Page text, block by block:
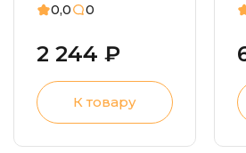
установке стопы –
ортопедические.
Плосковальгусная
деформация
стопы, нарушения
осанки
0,0 0
2 244 ₽
К товару